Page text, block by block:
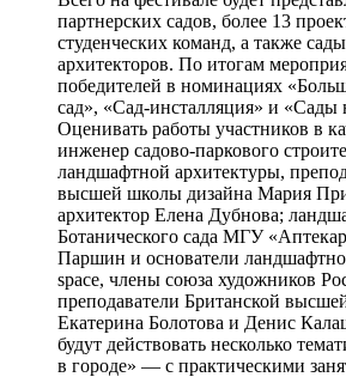
партнерских садов, более 13
студенческих команд, а также
архитекторов. По итогам
победителей в номинациях
сад», «Сад-инсталляция» и
Оценивать работы участников в
инженер садово-паркового
ландшафтной архитектуры,
высшей школы дизайна Мария
архитектор Елена Дубнова;
Ботанического сада МГУ
Паршин и основатели
space, члены союза художников
преподаватели Британской
Екатерина Болотова и Денис
будут действовать несколько
в городе» — с практическими